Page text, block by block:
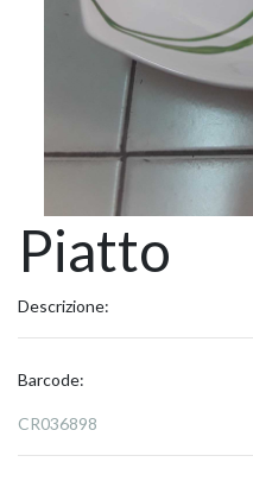
Piatto
Descrizione:
Barcode:
CR036898